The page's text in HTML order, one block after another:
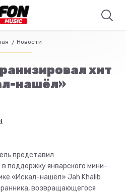
Новости
хит
нашёл»
представил
поддержку январского мини-
«Искал-нашёл» Jah Khalib
возвращающегося